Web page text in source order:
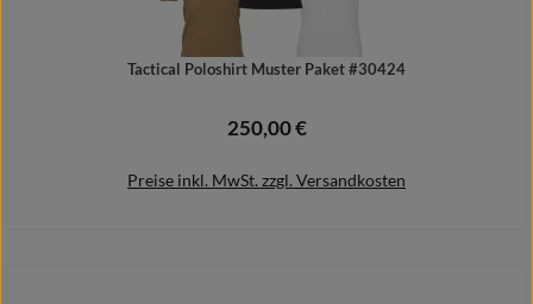
Tactical Poloshirt Muster Paket #30424
Regulärer Preis:
250,00 €
Preise inkl. MwSt. zzgl. Versandkosten